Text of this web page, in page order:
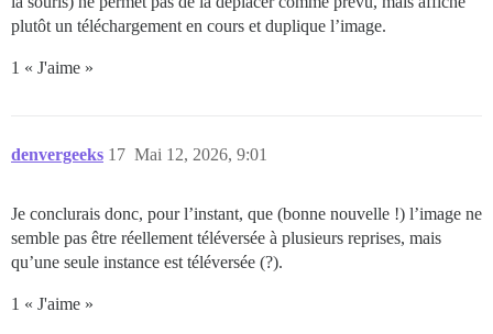
plutôt un téléchargement en cours et duplique l’image.
1 « J'aime »
denvergeeks Mai 12, 2026, 9:01
17
Je conclurais donc, pour l’instant, que (bonne nouvelle !) l’image ne
semble pas être réellement téléversée à plusieurs reprises, mais
qu’une seule instance est téléversée (?).
1 « J'aime »